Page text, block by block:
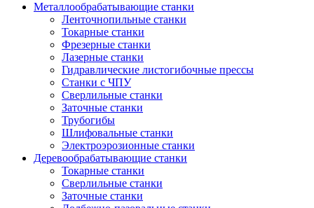
Металлообрабатывающие станки
Ленточнопильные станки
Токарные станки
Фрезерные станки
Лазерные станки
Гидравлические листогибочные прессы
Станки с ЧПУ
Сверлильные станки
Заточные станки
Трубогибы
Шлифовальные станки
Электроэрозионные станки
Деревообрабатывающие станки
Токарные станки
Сверлильные станки
Заточные станки